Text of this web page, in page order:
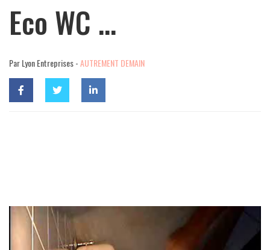
Eco WC …
Par Lyon Entreprises -AUTREMENT DEMAIN